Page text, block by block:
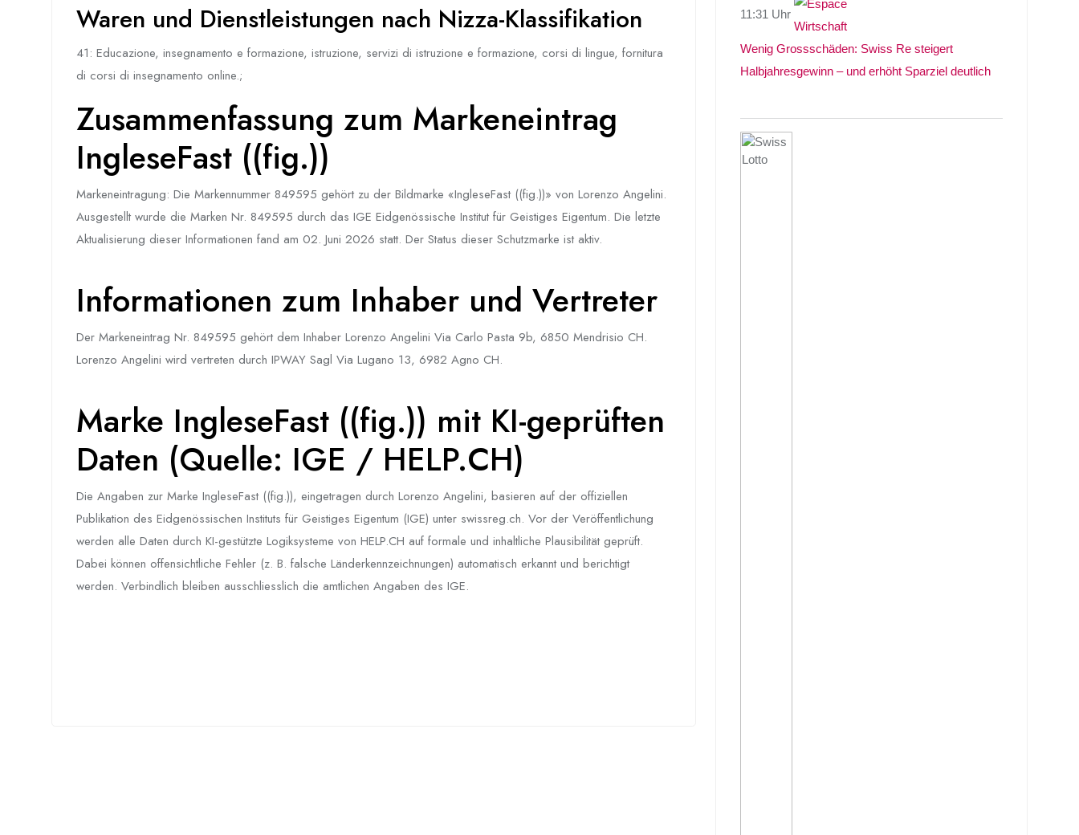
Waren und Dienstleistungen nach Nizza-Klassifikation
41: Educazione, insegnamento e formazione, istruzione, servizi di istruzione e formazione, corsi di lingue, fornitura
di corsi di insegnamento online.;
Zusammenfassung zum Markeneintrag
IngleseFast ((fig.))
Markeneintragung: Die Markennummer 849595 gehört zu der Bildmarke «IngleseFast ((fig.))» von Lorenzo Angelini.
Ausgestellt wurde die Marken Nr. 849595 durch das IGE Eidgenössische Institut für Geistiges Eigentum. Die letzte
Aktualisierung dieser Informationen fand am 02. Juni 2026 statt. Der Status dieser Schutzmarke ist aktiv.
Informationen zum Inhaber und Vertreter
Der Markeneintrag Nr. 849595 gehört dem Inhaber Lorenzo Angelini Via Carlo Pasta 9b, 6850 Mendrisio CH.
Lorenzo Angelini wird vertreten durch IPWAY Sagl Via Lugano 13, 6982 Agno CH.
Marke IngleseFast ((fig.)) mit KI-geprüften
Daten (Quelle: IGE / HELP.CH)
Die Angaben zur Marke IngleseFast ((fig.)), eingetragen durch Lorenzo Angelini, basieren auf der offiziellen
Publikation des Eidgenössischen Instituts für Geistiges Eigentum (IGE) unter swissreg.ch. Vor der Veröffentlichung
werden alle Daten durch KI-gestützte Logiksysteme von HELP.CH auf formale und inhaltliche Plausibilität geprüft.
Dabei können offensichtliche Fehler (z. B. falsche Länderkennzeichnungen) automatisch erkannt und berichtigt
werden. Verbindlich bleiben ausschliesslich die amtlichen Angaben des IGE.